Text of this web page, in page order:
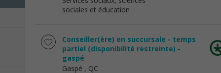
sociales et éducation
Conseiller(ère) en succursale - temps
partiel (disponibilité restreinte) -
gaspé
Gaspé , QC